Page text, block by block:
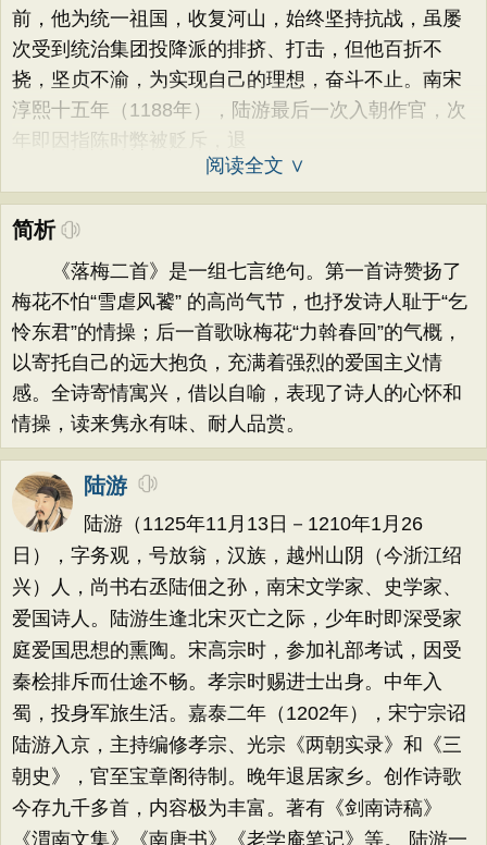
前，他为统一祖国，收复河山，始终坚持抗战，虽屡
次受到统治集团投降派的排挤、打击，但他百折不
挠，坚贞不渝，为实现自己的理想，奋斗不止。南宋
淳熙十五年（1188年），陆游最后一次入朝作官，次
年即因指陈时弊被贬斥，退
阅读全文 ∨
简析
《落梅二首》是一组七言绝句。第一首诗赞扬了
梅花不怕“雪虐风饕” 的高尚气节，也抒发诗人耻于“乞
怜东君”的情操；后一首歌咏梅花“力斡春回”的气概，
以寄托自己的远大抱负，充满着强烈的爱国主义情
感。全诗寄情寓兴，借以自喻，表现了诗人的心怀和
情操，读来隽永有味、耐人品赏。
陆游
陆游（1125年11月13日－1210年1月26
日），字务观，号放翁，汉族，越州山阴（今浙江绍
兴）人，尚书右丞陆佃之孙，南宋文学家、史学家、
爱国诗人。陆游生逢北宋灭亡之际，少年时即深受家
庭爱国思想的熏陶。宋高宗时，参加礼部考试，因受
秦桧排斥而仕途不畅。孝宗时赐进士出身。中年入
蜀，投身军旅生活。嘉泰二年（1202年），宋宁宗诏
陆游入京，主持编修孝宗、光宗《两朝实录》和《三
朝史》，官至宝章阁待制。晚年退居家乡。创作诗歌
今存九千多首，内容极为丰富。著有《剑南诗稿》
《渭南文集》《南唐书》《老学庵笔记》等。 陆游一